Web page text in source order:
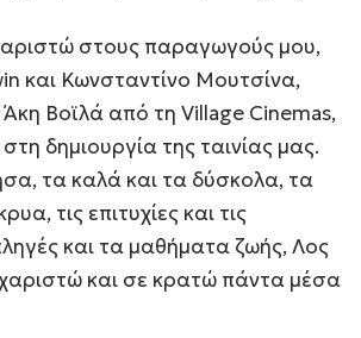
στους παραγωγούς μου,
και Κωνσταντίνο Μουτσίνα,
Βοϊλά από τη Village Cinemas,
δημιουργία της ταινίας μας.
τα καλά και τα δύσκολα, τα
τις επιτυχίες και τις
και τα μαθήματα ζωής, Λος
και σε κρατώ πάντα μέσα